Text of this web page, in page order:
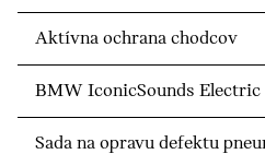
Aktívna ochrana chodcov
BMW IconicSounds Electric
Sada na opravu defektu